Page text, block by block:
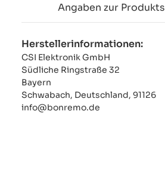
Angaben zur
Herstellerinformationen:
CSI Elektronik GmbH
Südliche Ringstraße 32
Bayern
Schwabach, Deutschland, 91126
info@bonremo.de